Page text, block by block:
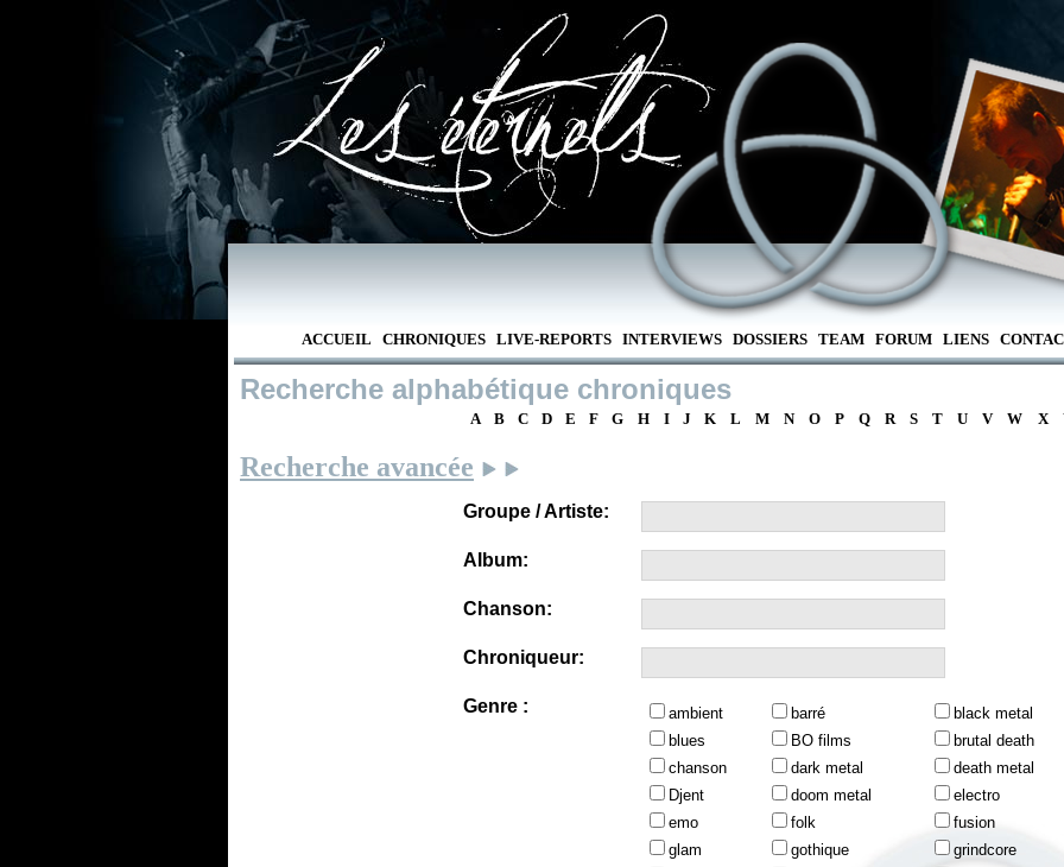
ACCUEIL CHRONIQUES LIVE-REPORTS INTERVIEWS DOSSIERS TEAM FORUM LIENS
Recherche alphabétique chroniques
A B C D E F G H I J K L M N O P Q R S T U V W X
Recherche avancée
Groupe / Artiste:
Album:
Chanson:
Chroniqueur:
Genre : ambient barré
black metal
blues
BO films
brutal death
chanson
dark metal
death metal
Djent
doom metal
electro
emo
folk
fusion
glam
gothique
grindcore